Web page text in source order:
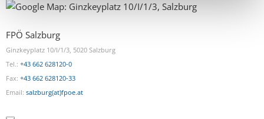
FPÖ Salzburg
Ginzkeyplatz 10/I/1/3, 5020 Salzburg
Tel.: +43 662 628120-0
Fax: +43 662 628120-33
Email: salzburg(at)fpoe.at